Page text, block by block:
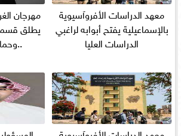
معهد الدراسات الأفروآسيوية
بالإسماعيلية يفتح أبوابه لراغبي
الدراسات العليا
مهرجان
يطلق